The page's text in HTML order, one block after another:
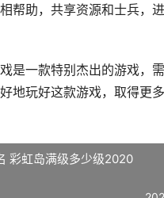
帮助，共享资源和士兵，
是一款特别杰出的游戏，
地玩好这款游戏，取得更多
彩虹岛满级多少级2020